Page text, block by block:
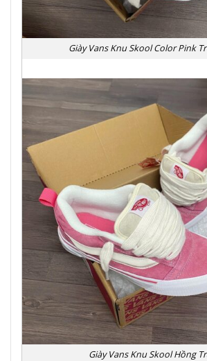
Giày Vans Knu Skool Color Pink
Giày Vans Knu Skool Hồng